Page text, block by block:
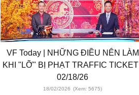
VF Today | NHỮNG ĐIỀU NÊN LÀM
KHI "LỠ" BỊ PHẠT TRAFFIC TICKET |
02/18/26
18/02/2026 (Xem: 5675)